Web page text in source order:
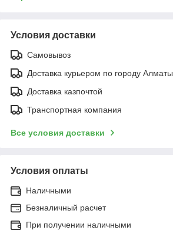
Условия доставки
Самовывоз
Доставка курьером по городу Алматы
Доставка казпочтой
Транспортная компания
Все условия доставки
Условия оплаты
Наличными
Безналичный расчет
При получении наличными